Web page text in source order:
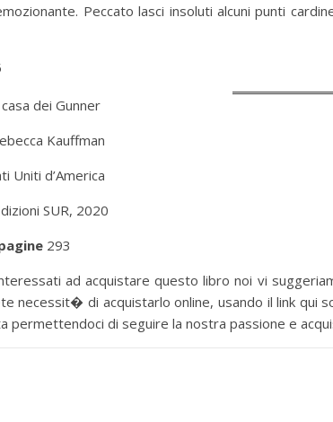
Peccato lasci insoluti alcuni punti
casa dei Gunner
Kauffman
Uniti d’America
SUR, 2020
293
ad acquistare questo libro noi vi
necessit� di acquistarlo online, usando il link qui
permettendoci di seguire la nostra passione e